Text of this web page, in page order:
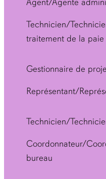
Technicien/
traitement de la paie
Gestionnaire de
Représentant/
Technicien/
Coordonnateur/
bureau